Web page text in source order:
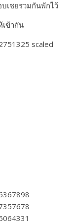
บเชยรวมกันพักไว้
ข้ากัน